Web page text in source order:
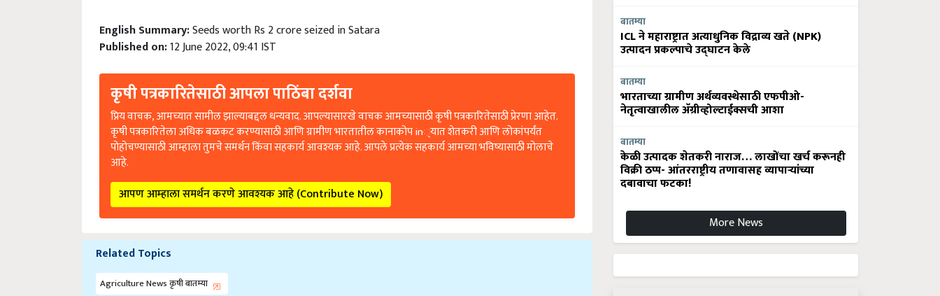
English Summary:Seeds worth Rs 2 crore seized in Satara
Published on:12 June 2022, 09:41 IST
कृषी पत्रकारितेसाठी आपला पाठिंबा दर्शवा
प्रिय वाचक, आमच्यात सामील झाल्याबद्दल धन्यवाद. आपल्यासारखे वाचक आमच्यासाठी कृषी पत्रकारितेसाठी प्रेरणा आहेत.
कृषी पत्रकारितेला अधिक बळकट करण्यासाठी आणि ग्रामीण भारतातील कानाकोप in्यात शेतकरी आणि लोकांपर्यंत
पोहोचण्यासाठी आम्हाला तुमचे समर्थन किंवा सहकार्य आवश्यक आहे. आपले प्रत्येक सहकार्य आमच्या भविष्यासाठी मोलाचे
आहे.
आपण आम्हाला समर्थन करणे आवश्यक आहे (Contribute Now)
Related Topics
Agriculture News कृषी बातम्या
बातम्या
ICL ने महाराष्ट्रात अत्याधुनिक विद्राव्य खते (NPK)
उत्पादन प्रकल्पाचे उद्घाटन केले
बातम्या
भारताच्या ग्रामीण अर्थव्यवस्थेसाठी एफपीओ-
नेतृत्वाखालील अ‍ॅग्रीव्होल्टाईक्सची आशा
बातम्या
केळी उत्पादक शेतकरी नाराज… लाखोंचा खर्च करूनही
विक्री ठप्प- आंतरराष्ट्रीय तणावासह व्यापाऱ्यांच्या
दबावाचा फटका!
More News